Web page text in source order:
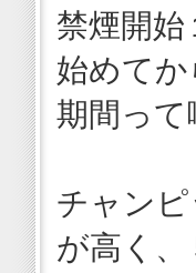
禁煙開
始めて
期間っ
チャン
が高く